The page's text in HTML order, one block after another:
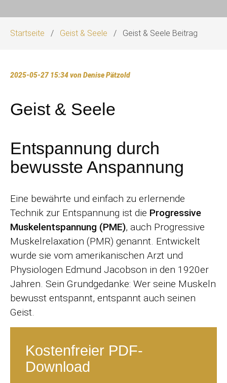
Startseite Geist & Seele Geist & Seele Beitrag
2025-05-27 15:34von Denise Pätzold
Geist & Seele
Entspannung durch
bewusste Anspannung
Eine bewährte und einfach zu erlernende
Technik zur Entspannung ist die Progressive
Muskelentspannung (PME), auch Progressive
Muskelrelaxation (PMR) genannt. Entwickelt
wurde sie vom amerikanischen Arzt und
Physiologen Edmund Jacobson in den 1920er
Jahren. Sein Grundgedanke: Wer seine Muskeln
bewusst entspannt, entspannt auch seinen
Geist.
Kostenfreier PDF-
Download